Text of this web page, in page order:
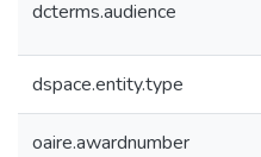
dcterms.audience
dspace.entity.type
oaire.awardnumber